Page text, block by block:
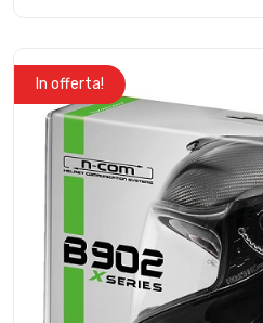
In offerta!